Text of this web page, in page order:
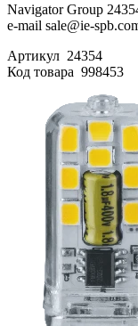
Navigator Group
e-mail sale@ie-
Артикул 24354
Код товара 998453